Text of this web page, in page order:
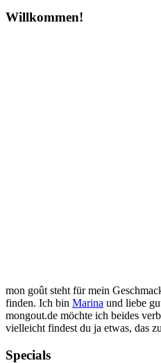
Willkommen!
mon goût steht für mein
finden. Ich bin Marina und liebe
mongout.de möchte ich beides
vielleicht findest du ja etwas, das
Specials